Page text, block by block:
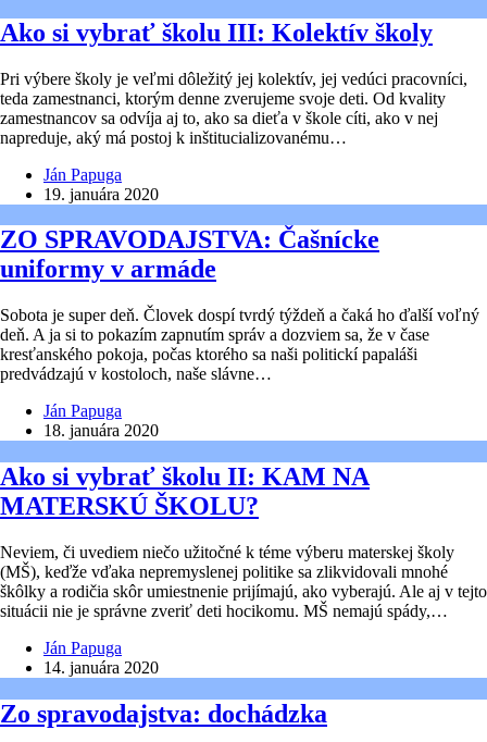
Ako si vybrať školu III: Kolektív školy
Pri výbere školy je veľmi dôležitý jej kolektív, jej vedúci pracovníci,
teda zamestnanci, ktorým denne zverujeme svoje deti. Od kvality
zamestnancov sa odvíja aj to, ako sa dieťa v škole cíti, ako v nej
napreduje, aký má postoj k inštitucializovanému…
Ján Papuga
19. januára 2020
ZO SPRAVODAJSTVA: Čašnícke
uniformy v armáde
Sobota je super deň. Človek dospí tvrdý týždeň a čaká ho ďalší voľný
deň. A ja si to pokazím zapnutím správ a dozviem sa, že v čase
kresťanského pokoja, počas ktorého sa naši politickí papaláši
predvádzajú v kostoloch, naše slávne…
Ján Papuga
18. januára 2020
Ako si vybrať školu II: KAM NA
MATERSKÚ ŠKOLU?
Neviem, či uvediem niečo užitočné k téme výberu materskej školy
(MŠ), keďže vďaka nepremyslenej politike sa zlikvidovali mnohé
škôlky a rodičia skôr umiestnenie prijímajú, ako vyberajú. Ale aj v tejto
situácii nie je správne zveriť deti hocikomu. MŠ nemajú spády,…
Ján Papuga
14. januára 2020
Zo spravodajstva: dochádzka